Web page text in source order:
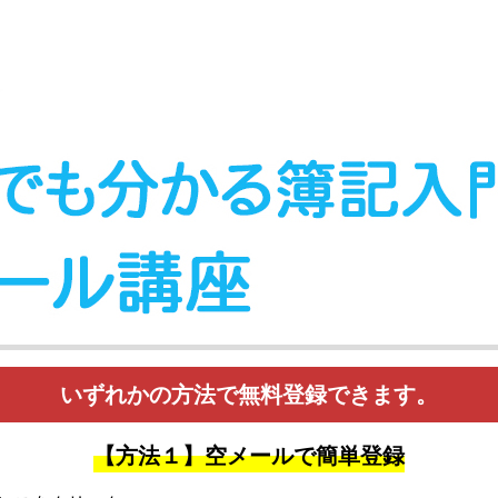
いずれかの方法で無料登録できます。
【方法１】空メールで簡単登録